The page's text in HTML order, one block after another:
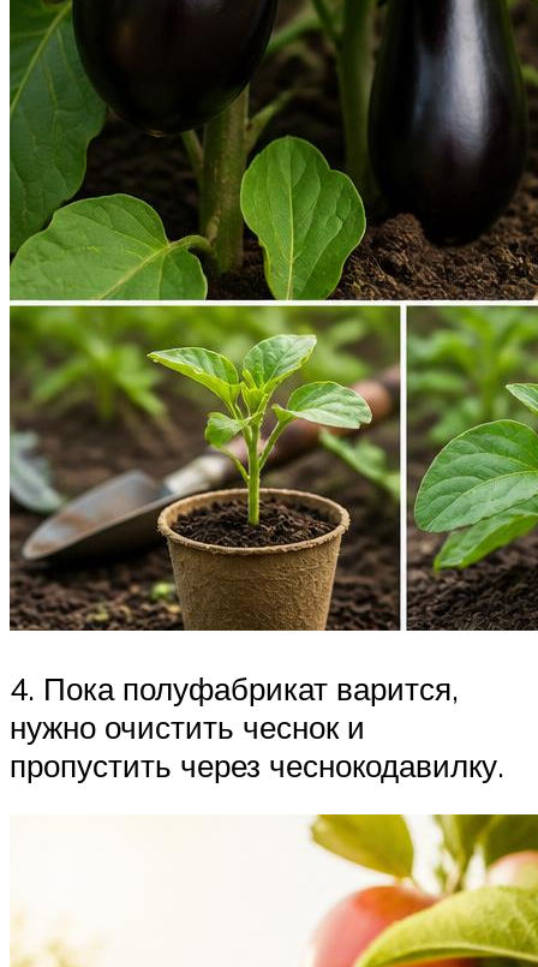
4. Пока полуфабрикат варится,
нужно очистить чеснок и
пропустить через чеснокодавилку.